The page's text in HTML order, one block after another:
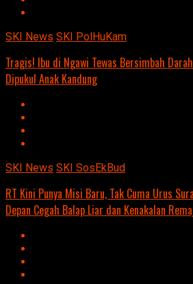
SKI News SKI PolHuKam
Tragis! Ibu di Ngawi Tewas Bersimbah
Dipukul Anak Kandung
SKI News SKI SosEkBud
RT Kini Punya Misi Baru, Tak Cuma Urus
Depan Cegah Balap Liar dan Kenakalan